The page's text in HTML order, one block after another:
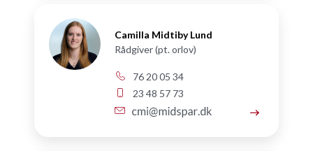
Camilla Midtiby Lund
Rådgiver (pt. orlov)
76 20 05 34
23 48 57 73